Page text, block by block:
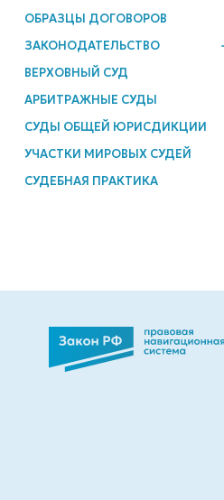
ОБРАЗЦЫ ДОГОВОРОВ
ЗАКОНОДАТЕЛЬСТВО
ВЕРХОВНЫЙ СУД
АРБИТРАЖНЫЕ СУДЫ
СУДЫ ОБЩЕЙ ЮРИСДИКЦИИ
УЧАСТКИ МИРОВЫХ СУДЕЙ
СУДЕБНАЯ ПРАКТИКА